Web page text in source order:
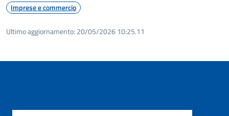
Imprese e commercio
Ultimo aggiornamento: 20/05/2026 10:25.11